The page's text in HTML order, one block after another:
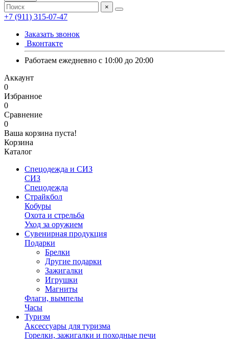
×
+7 (911) 315-07-47
Заказать звонок
Вконтакте
Работаем ежедневно с 10:00 до 20:00
Аккаунт
0
Избранное
0
Сравнение
0
Ваша корзина пуста!
Корзина
Каталог
Спецодежда и СИЗ
СИЗ
Спецодежда
Страйкбол
Кобуры
Охота и стрельба
Уход за оружием
Сувенирная продукция
Подарки
Брелки
Другие подарки
Зажигалки
Игрушки
Магниты
Флаги, вымпелы
Часы
Туризм
Аксессуары для туризма
Горелки, зажигалки и походные печи